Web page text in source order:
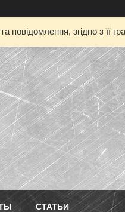
повідомлення, згідно з
СТАТЬИ